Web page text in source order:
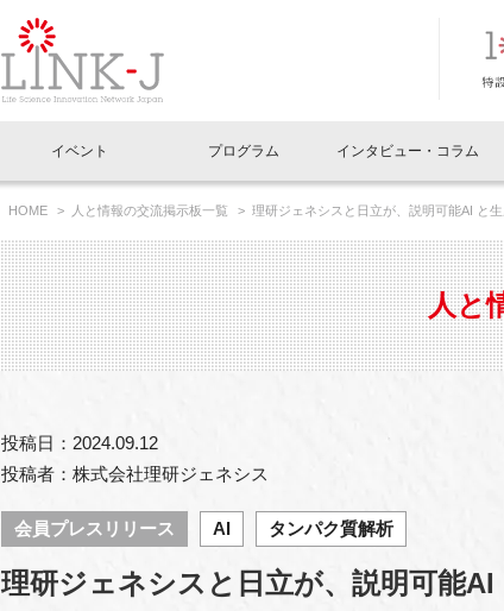
イベントお知らせメール登録
イベント
イベント一覧
LINK-J主催・共催 特別会員開催
LINK-J協賛・協力 出展・参加
プログラム
Out of Box相談室 What's
インタビュー・コラム
インタビュー・コラム一覧
スペシャルインタビュー ベンチャーイ
連載コラム サポーターコ
ニュース一覧
トピック プレスリリース
メディア情報 海外関連
協賛・協力
理事長挨拶 Why in
国内外連携 サポーター紹
組織概要 パンフレット
特別会員一覧 特別会員につ
専用メニューはこちら
ラウンジ・会議室 オフィス・ラ
アクセス
HOME 人と情報の交流掲示板一覧 理研ジェネシスと⽇⽴が、説明可能AI と
人と
投稿日：2024.09.12
投稿者：株式会社理研ジェネシス
会員プレスリリース AI タンパク質解析
理研ジェネシスと⽇⽴が、説明可能